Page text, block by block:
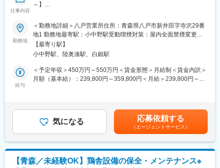
仕事内容
～】
1969年創業以来、肉用鶏の種鶏と孵卵の生産を中心に事業を展開
する当社にて、設備の保守、メンテナンスをお任せします。
■業務詳細：
・鶏舎設備の定期メンテナンス、保全
・部材持ち込み、修理 等
■入社後について
けます。
■評価制度：当社の評価制度では、社員一人一人が目標をもち、公
勤務地
＜勤務地詳細＞八戸営業所住所：青森県八戸市新井田字寺沢29番
地1 勤務地最寄駅：小中野駅受動喫煙対策：屋内全面禁煙変更の
範囲：無
【最寄り駅】
小中野駅、陸奥湊駅、白銀駅
給与
＜予定年収＞450万円～550万円＜賃金形態＞月給制＜賃金内訳＞
月額（基本給）：239,800円～359,800円＜月給＞239,800円～
当、宿・日直手当賃金はあくまでも目安の金額であり、選考を通
じて上下する可能性があります。月給(月額)は固定手当を含めた表
記です。
気になる 応募依頼する
（エージェントサービス）
【青森／未経験OK】鶏舎設備の保全・メンテナンス※